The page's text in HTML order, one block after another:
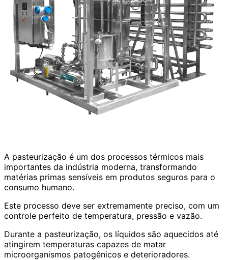
A pasteurização é um dos processos térmicos mais
importantes da indústria moderna, transformando
matérias primas sensíveis em produtos seguros para o
consumo humano.
Este processo deve ser extremamente preciso, com um
controle perfeito de temperatura, pressão e vazão.
Durante a pasteurização, os líquidos são aquecidos até
atingirem temperaturas capazes de matar
microorganismos patogênicos e deterioradores.